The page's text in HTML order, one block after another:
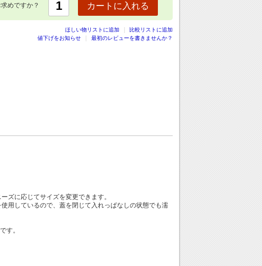
めですか？ カートに入れる
ほしい物リストに追加
比較リストに追加
最初のレビューを書きませんか？
値下げをお知らせ
ズに応じてサイズを変更できます。
用しているので、蓋を閉じて入れっぱなしの状態でも濡
す。